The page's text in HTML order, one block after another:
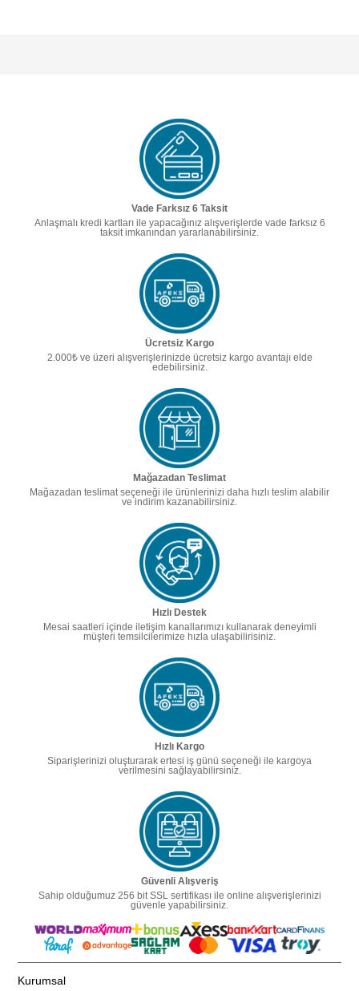
Vade Farksız 6 Taksit
Anlaşmalı kredi kartları ile yapacağınız alışverişlerde vade farksız 6
taksit imkanından yararlanabilirsiniz.
Ücretsiz Kargo
2.000₺ ve üzeri alışverişlerinizde ücretsiz kargo avantajı elde
edebilirsiniz.
Mağazadan Teslimat
Mağazadan teslimat seçeneği ile ürünlerinizi daha hızlı teslim alabilir
ve indirim kazanabilirsiniz.
Hızlı Destek
Mesai saatleri içinde iletişim kanallarımızı kullanarak deneyimli
müşteri temsilcilerimize hızla ulaşabilirisiniz.
Hızlı Kargo
Siparişlerinizi oluşturarak ertesi iş günü seçeneği ile kargoya
verilmesini sağlayabilirsiniz.
Güvenli Alışveriş
Sahip olduğumuz 256 bit SSL sertifikası ile online alışverişlerinizi
güvenle yapabilirsiniz.
Kurumsal